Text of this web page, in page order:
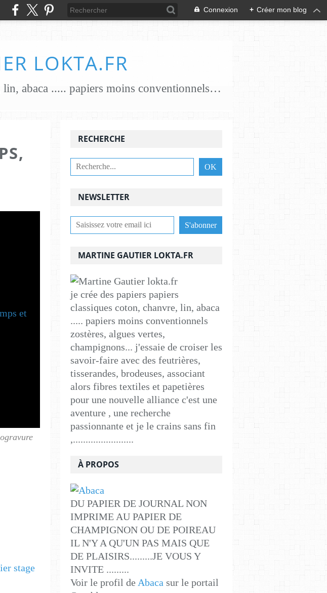
Connexion + Créer mon blog
LOKTA.FR
je crée des papiers papiers classiques coton, chanvre, lin, abaca ..... papiers moins conventionnels zostères, algues vertes, champignons... j'essaie de croiser les savoir-faire avec des feutrières, tisserandes, brodeuses, associant alors fibres textiles et papetières pour une nouvelle alliance c'est une aventure , une recherche passionnante et je le crains sans fin ,........................
NEWSLETTER
RECHERCHE
MARTINE GAUTIER LOKTA.FR
je crée des papiers papiers
classiques coton, chanvre, lin, abaca
..... papiers moins conventionnels
zostères, algues vertes,
champignons... j'essaie de croiser les
savoir-faire avec des feutrières,
tisserandes, brodeuses, associant
alors fibres textiles et papetières
pour une nouvelle alliance c'est une
aventure , une recherche
passionnante et je le crains sans fin
,........................
À PROPOS
DU PAPIER DE JOURNAL NON
IMPRIME AU PAPIER DE
CHAMPIGNON OU DE POIREAU
IL N'Y A QU'UN PAS MAIS QUE
DE PLAISIRS.........JE VOUS Y
INVITE .........
Voir le profil de Abaca sur le portail